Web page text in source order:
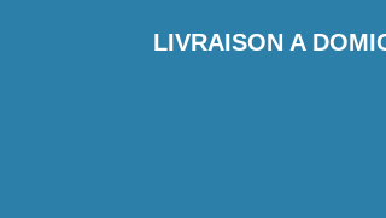
LIVRAISON A